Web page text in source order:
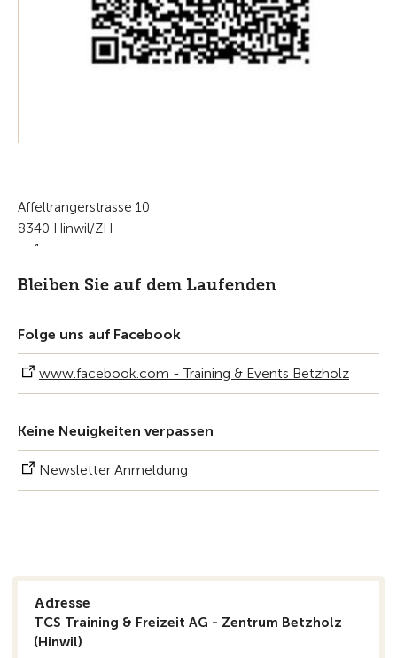
Affeltrangerstrasse 10
8340 Hinwil/ZH
Bleiben Sie auf dem Laufenden
Folge uns auf Facebook
www.facebook.com - Training & Events Betzholz
Keine Neuigkeiten verpassen
Newsletter Anmeldung
Adresse
TCS Training & Freizeit AG - Zentrum Betzholz
(Hinwil)